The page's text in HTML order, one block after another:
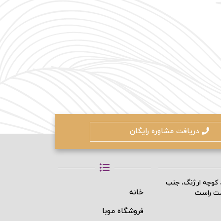
دریافت مشاوره رایگان
کوچه ارژنگ، جنب
راست
خانه
فروشگاه موبا